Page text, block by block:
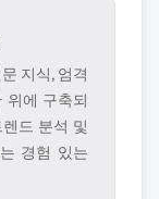
지식, 엄격
위에 구축되
드 분석 및
경험 있는